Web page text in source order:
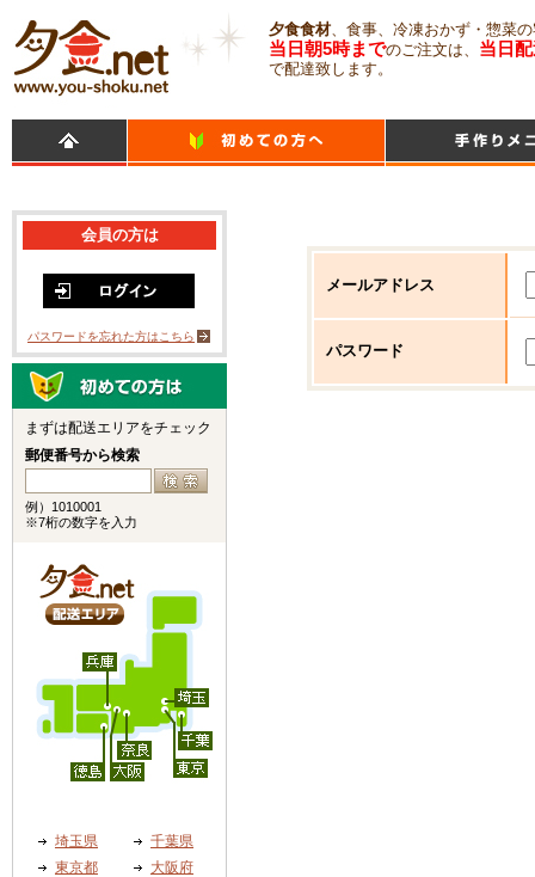
夕食食材、食事、冷凍おかず・惣菜
当日朝5時までのご注文は、 当日
で配達致します。
メールアドレス
パスワード
会員の方は
パスワードを忘れた方はこちら
まずは配送エリアをチェック
郵便番号から検索
例）1010001
※7桁の数字を入力
埼玉県
千葉県
東京都
大阪府